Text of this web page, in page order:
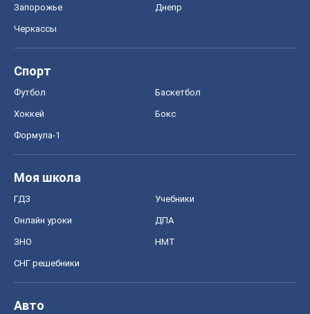
Запорожье Днепр
Черкассы
Спорт
Футбол Баскетбол
Хоккей Бокс
Формула-1
Моя школа
ГДЗ Учебники
Онлайн уроки ДПА
ЗНО НМТ
СНГ решебники
Авто